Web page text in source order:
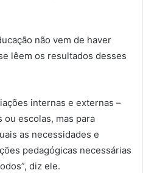
não vem de haver
lêem os resultados desses
internas e externas –
ou escolas, mas para
as necessidades e
pedagógicas necessárias
diz ele.